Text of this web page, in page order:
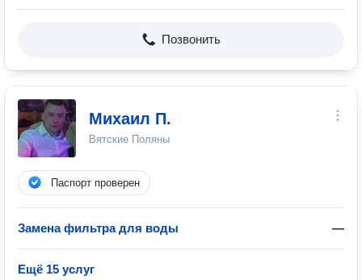
Позвонить
Михаил П.
Вятские Поляны
Паспорт проверен
Замена фильтра для воды —
Ещё 15 услуг